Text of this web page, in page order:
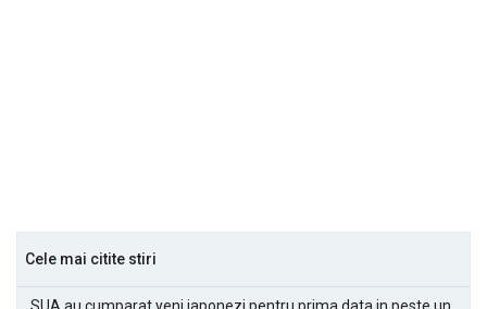
Cele mai citite stiri